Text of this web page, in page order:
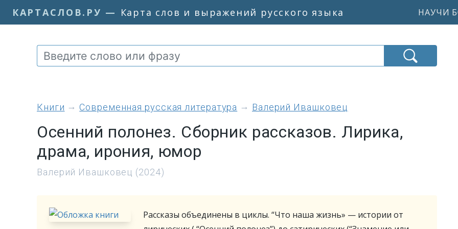
КАРТАСЛОВ.РУ — Карта слов и выражений русского языка НАУЧИ
книги Современная русская литература Валерий Ивашковец
Осенний полонез. Сборник рассказов. Лирика,
драма, ирония, юмор
Валерий Ивашковец (2024)
Рассказы объединены в циклы. “Что наша жизнь» — истории от